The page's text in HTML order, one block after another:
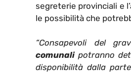
segreterie provinciali e
le possibilità che
“Consapevoli del
comunalipotranno
disponibilità dalla